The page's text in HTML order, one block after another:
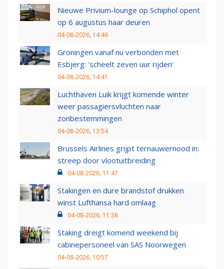
Nieuwe Privium-lounge op Schiphol opent
op 6 augustus haar deuren
04-08-2026, 14:46
Groningen vanaf nu verbonden met
Esbjerg: 'scheelt zeven uur rijden'
04-08-2026, 14:41
Luchthaven Luik krijgt komende winter
weer passagiersvluchten naar
zonbestemmingen
04-08-2026, 13:54
Brussels Airlines grijpt ternauwernood in:
streep door vlootuitbreiding
04-08-2026, 11:47
Stakingen en dure brandstof drukken
winst Lufthansa hard omlaag
04-08-2026, 11:38
Staking dreigt komend weekend bij
cabinepersoneel van SAS Noorwegen
04-08-2026, 10:57